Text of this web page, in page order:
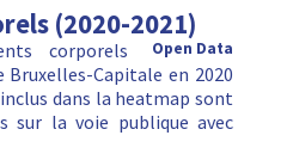
(2020-2021)
Open Data
corporels
Bruxelles-Capitale en 2020
dans la heatmap sont
sur la voie publique avec